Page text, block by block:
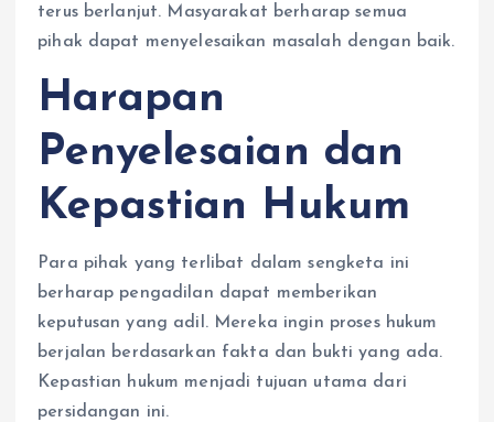
terus berlanjut. Masyarakat berharap semua
pihak dapat menyelesaikan masalah dengan baik.
Harapan
Penyelesaian dan
Kepastian Hukum
Para pihak yang terlibat dalam sengketa ini
berharap pengadilan dapat memberikan
keputusan yang adil. Mereka ingin proses hukum
berjalan berdasarkan fakta dan bukti yang ada.
Kepastian hukum menjadi tujuan utama dari
persidangan ini.